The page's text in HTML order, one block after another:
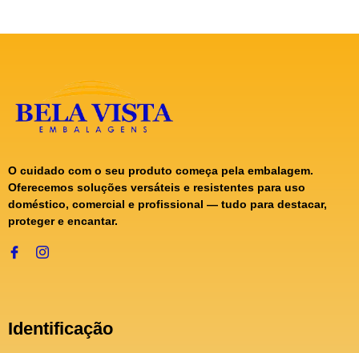
O cuidado com o seu produto começa pela embalagem.
Oferecemos soluções versáteis e resistentes para uso
doméstico, comercial e profissional — tudo para destacar,
proteger e encantar.
Identificação